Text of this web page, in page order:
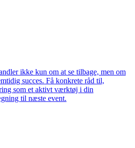
ikke kun om at se tilbage, men om
succes. Få konkrete råd til,
som et aktivt værktøj i din
til næste event.